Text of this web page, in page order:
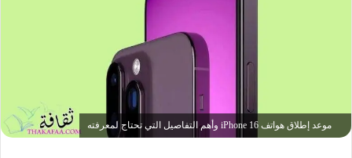
موعد إطلاق هواتف iPhone 16 وأهم التفاصيل التي تحتاج لمعرفته